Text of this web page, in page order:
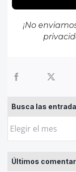
¡No
Busca las
Busca
entradas
de
Últimos